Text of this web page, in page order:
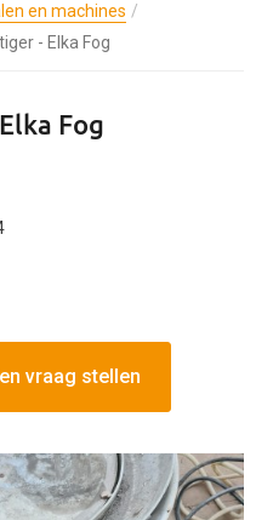
en machines
- Elka Fog
Fog
vraag stellen